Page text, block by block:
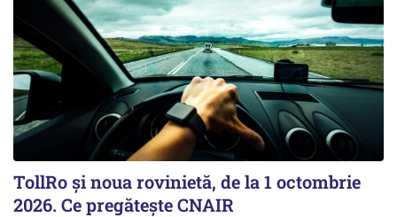
TollRo şi noua rovinietă, de la 1 octombrie
2026. Ce pregăteşte CNAIR